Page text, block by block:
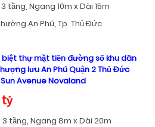
tầng, Ngang 10m x Dài 15m
An Phú, Tp. Thủ Đức
biệt thự mặt tiền đường số khu dân
lưu An Phú Quận 2 Thủ Đức
Avenue Novaland
tỷ
3 tầng, Ngang 8m x Dài 20m